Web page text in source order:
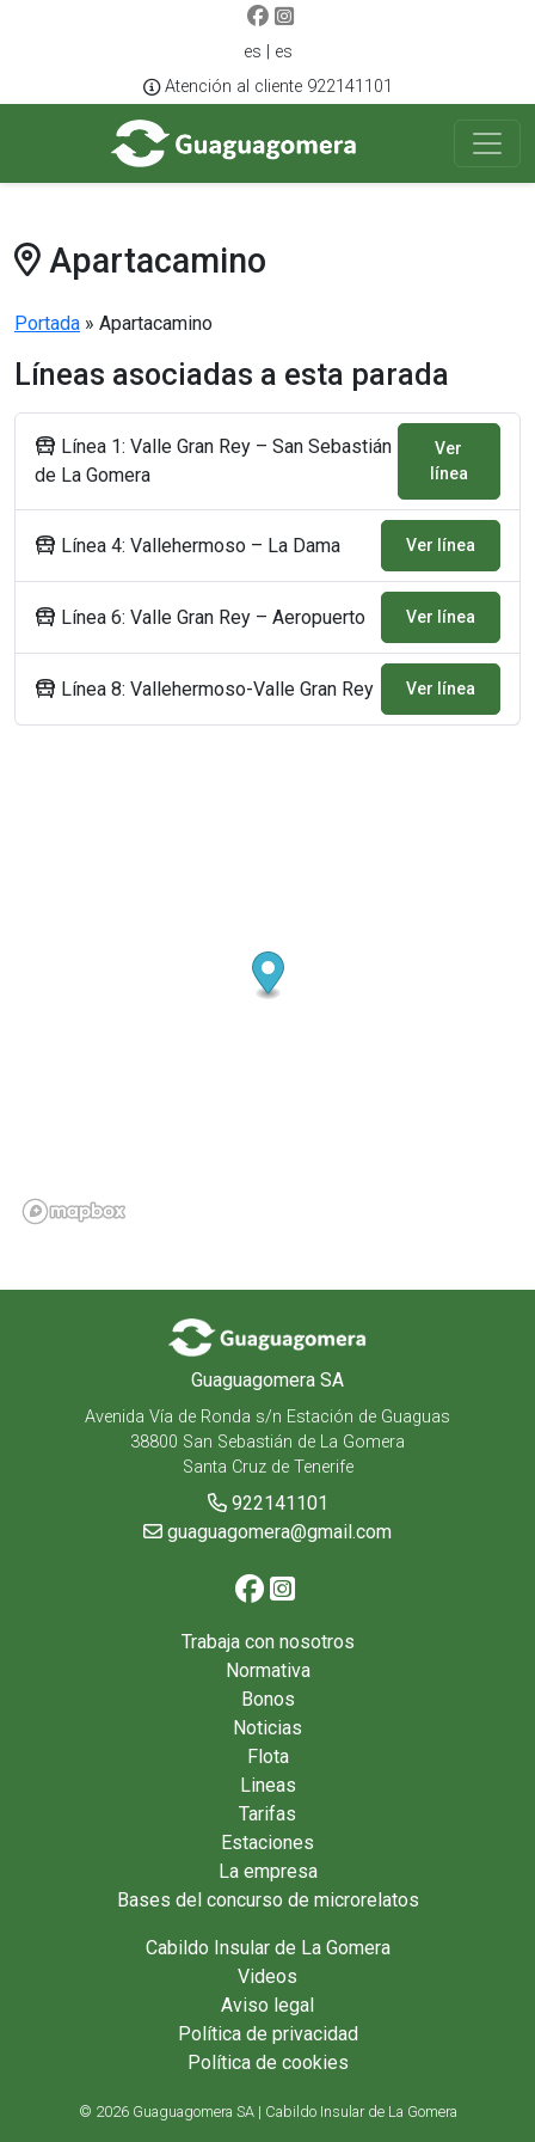
es | es
Atención al cliente 922141101
Apartacamino
Portada » Apartacamino
Líneas asociadas a esta parada
Línea 1: Valle Gran Rey – San Sebastián
de La Gomera
Ver
línea
Línea 4: Vallehermoso – La Dama Ver línea
Línea 6: Valle Gran Rey – Aeropuerto Ver línea
Línea 8: Vallehermoso-Valle Gran Rey Ver línea
Guaguagomera SA
Avenida Vía de Ronda s/n Estación de Guaguas
38800 San Sebastián de La Gomera
Santa Cruz de Tenerife
922141101
guaguagomera@gmail.com
Trabaja con nosotros
Normativa
Bonos
Noticias
Flota
Lineas
Tarifas
Estaciones
La empresa
Bases del concurso de microrelatos
Cabildo Insular de La Gomera
Videos
Aviso legal
Política de privacidad
Política de cookies
© 2026 Guaguagomera SA | Cabildo Insular de La Gomera